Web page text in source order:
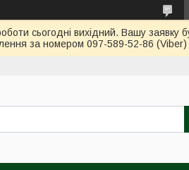
сьогодні вихідний. Вашу
за номером 097-589-52-86 (Viber)